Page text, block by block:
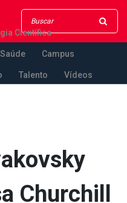
Científica
Saúde Campus
Talento Vídeos
Churchill